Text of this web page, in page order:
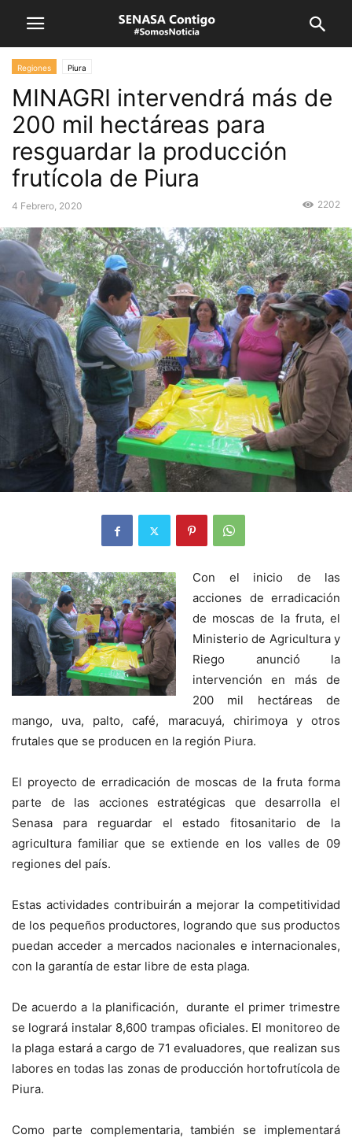
Regiones Piura
MINAGRI intervendrá más de
200 mil hectáreas para
resguardar la producción
frutícola de Piura
4 Febrero, 2020 2202
Con el inicio de las
acciones de erradicación
de moscas de la fruta, el
Ministerio de Agricultura y
Riego anunció la
intervención en más de
200 mil hectáreas de
mango, uva, palto, café, maracuyá, chirimoya y otros
frutales que se producen en la región Piura.
El proyecto de erradicación de moscas de la fruta forma
parte de las acciones estratégicas que desarrolla el
Senasa para reguardar el estado fitosanitario de la
agricultura familiar que se extiende en los valles de 09
regiones del país.
Estas actividades contribuirán a mejorar la competitividad
de los pequeños productores, logrando que sus productos
puedan acceder a mercados nacionales e internacionales,
con la garantía de estar libre de esta plaga.
De acuerdo a la planificación, durante el primer trimestre
se logrará instalar 8,600 trampas oficiales. El monitoreo de
la plaga estará a cargo de 71 evaluadores, que realizan sus
labores en todas las zonas de producción hortofrutícola de
Piura.
Como parte complementaria, también se implementará